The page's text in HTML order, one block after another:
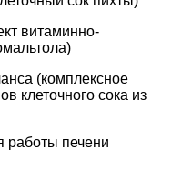
витаминно-
(комплексное
клеточного сока из
работы печени